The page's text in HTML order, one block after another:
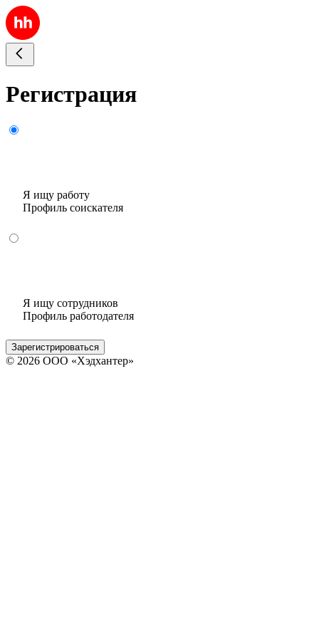
Регистрация
Я ищу работу
Профиль соискателя
Я ищу сотрудников
Профиль работодателя
Зарегистрироваться
© 2026 ООО «Хэдхантер»